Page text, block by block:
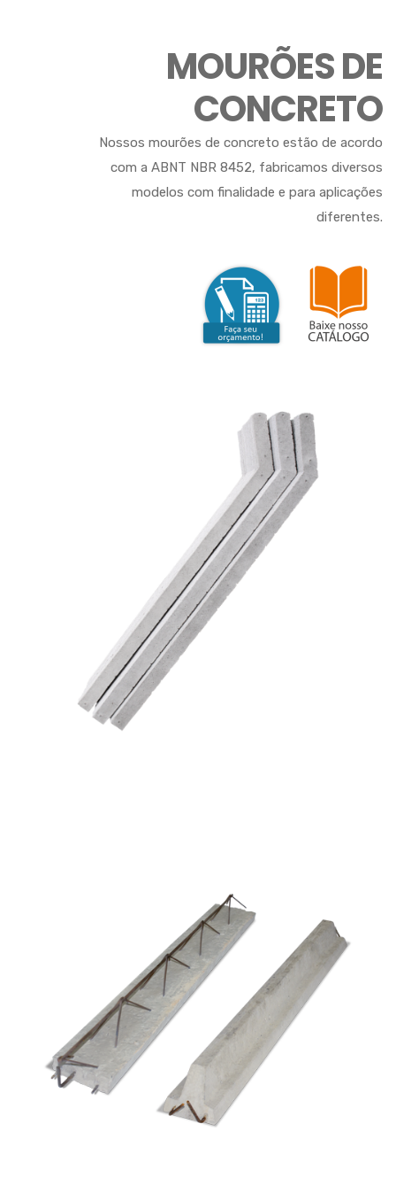
MOURÕES DE
CONCRETO
Nossos mourões de concreto estão de acordo
com a ABNT NBR 8452, fabricamos diversos
modelos com finalidade e para aplicações
diferentes.